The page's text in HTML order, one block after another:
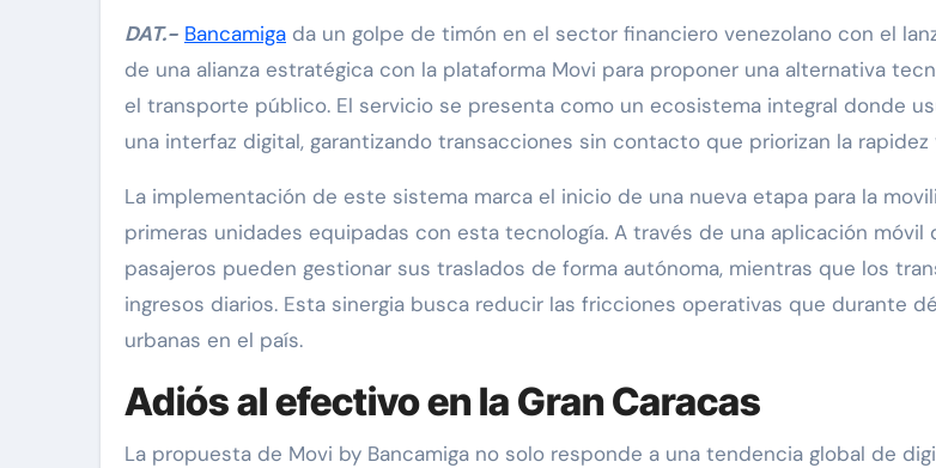
DAT.- Bancamiga da un golpe de timón en el sector financiero venezolano con el
de una alianza estratégica con la plataforma Movi para proponer una alternativa
el transporte público. El servicio se presenta como un ecosistema integral donde
una interfaz digital, garantizando transacciones sin contacto que priorizan la
La implementación de este sistema marca el inicio de una nueva etapa para la
primeras unidades equipadas con esta tecnología. A través de una aplicación
pasajeros pueden gestionar sus traslados de forma autónoma, mientras que los
ingresos diarios. Esta sinergia busca reducir las fricciones operativas que durante
urbanas en el país.
Adiós al efectivo en la Gran Caracas
La propuesta de Movi by Bancamiga no solo responde a una tendencia global de